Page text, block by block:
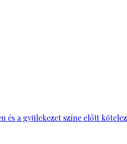
a gyülekezet színe előtt